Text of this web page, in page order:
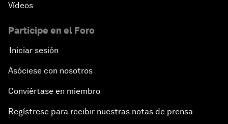
Vídeos
Participe en el Foro
Iniciar sesión
Asóciese con nosotros
Conviértase en miembro
Regístrese para recibir nuestras notas de prensa